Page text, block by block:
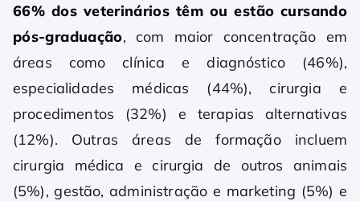
66% dos veterinários têm ou estão cursando
pós-graduação, com maior concentração em
áreas como clínica e diagnóstico (46%),
especialidades médicas (44%), cirurgia e
procedimentos (32%) e terapias alternativas
(12%). Outras áreas de formação incluem
cirurgia médica e cirurgia de outros animais
(5%), gestão, administração e marketing (5%) e